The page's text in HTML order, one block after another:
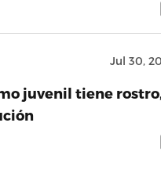
Jul 30,
juvenil tiene